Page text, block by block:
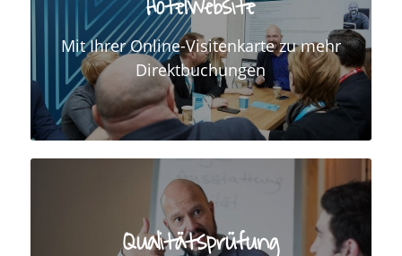
Mit Ihrer Online-Visitenkarte zu mehr
Direktbuchungen
Qualitätsprüfung